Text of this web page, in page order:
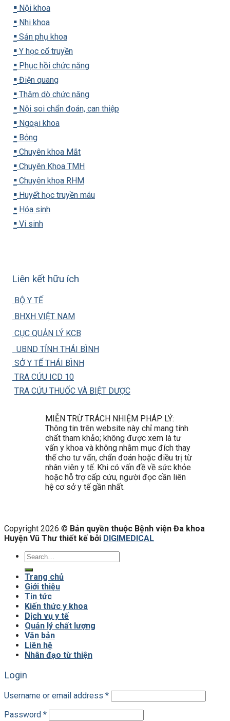
▪️ Nội khoa
▪️ Nhi khoa
▪️ Sản phụ khoa
▪️ Y học cổ truyền
▪️ Phục hồi chức năng
▪️ Điện quang
▪️ Thăm dò chức năng
▪️ Nội soi chẩn đoán, can thiệp
▪️ Ngoại khoa
▪️ Bỏng
▪️ Chuyên khoa Mắt
▪️ Chuyên Khoa TMH
▪️ Chuyên khoa RHM
▪️ Huyết học truyền máu
▪️ Hóa sinh
▪️ Vi sinh
Liên kết hữu ích
BỘ Y TẾ
BHXH VIỆT NAM
CỤC QUẢN LÝ KCB
UBND TỈNH THÁI BÌNH
SỞ Y TẾ THÁI BÌNH
TRA CỨU ICD 10
TRA CỨU THUỐC VÀ BIỆT DƯỢC
MIỄN TRỪ TRÁCH NHIỆM PHÁP LÝ:
Thông tin trên website này chỉ mang tính
chất tham khảo; không được xem là tư
vấn y khoa và không nhằm mục đích thay
thế cho tư vấn, chẩn đoán hoặc điều trị từ
nhân viên y tế. Khi có vấn đề về sức khỏe
hoặc hỗ trợ cấp cứu, người đọc cần liên
hệ cơ sở y tế gần nhất.
Copyright 2026 © Bản quyền thuộc Bệnh viện Đa khoa
Huyện Vũ Thư thiết kế bởi DIGIMEDICAL
Trang chủ
Giới thiệu
Tin tức
Kiến thức y khoa
Dịch vụ y tế
Quản lý chất lượng
Văn bản
Liên hệ
Nhân đạo từ thiện
Login
Username or email address *
Password *